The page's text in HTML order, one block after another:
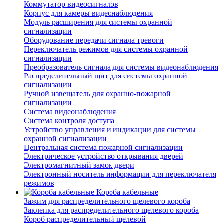
Коммутатор видеосигналов
Корпус для камеры видеонаблюдения
Модуль расширения для системы охранной
сигнализации
Оборудование передачи сигнала тревоги
Переключатель режимов для системы охранной
сигнализации
Преобразователь сигнала для системы видеонаблюдения
Распределительный щит для системы охранной
сигнализации
Ручной извещатель для охранно-пожарной
сигнализации
Система видеонаблюдения
Система контроля доступа
Устройство управления и индикации для системы
охранной сигнализации
Центральная система пожарной сигнализации
Электрическое устройство открывания дверей
Электромагнитный замок двери
Электронный носитель информации для переключателя
режимов
Короба кабельные
Зажим для распределительного щелевого короба
Заклепка для распределительного щелевого короба
Короб распределительный щелевой